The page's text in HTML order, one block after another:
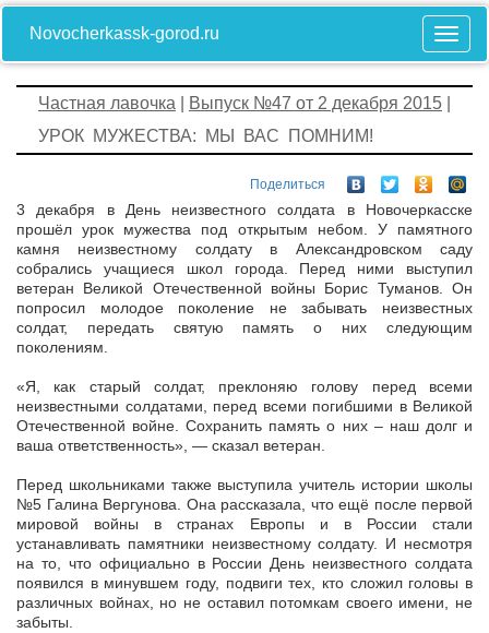
Novocherkassk-gorod.ru
Частная лавочка Выпуск №47 от 2 декабря 2015
УРОК МУЖЕСТВА: МЫ ВАС ПОМНИМ!
Поделиться
3 декабря в День неизвестного солдата в Новочеркасске
прошёл урок мужества под открытым небом. У памятного
камня неизвестному солдату в Александровском саду
собрались учащиеся школ города. Перед ними выступил
ветеран Великой Отечественной войны Борис Туманов. Он
попросил молодое поколение не забывать неизвестных
солдат, передать святую память о них следующим
поколениям.
«Я, как старый солдат, преклоняю голову перед всеми
неизвестными солдатами, перед всеми погибшими в Великой
Отечественной войне. Сохранить память о них – наш долг и
ваша ответственность», — сказал ветеран.
Перед школьниками также выступила учитель истории школы
№5 Галина Вергунова. Она рассказала, что ещё после первой
мировой войны в странах Европы и в России стали
устанавливать памятники неизвестному солдату. И несмотря
на то, что официально в России День неизвестного солдата
появился в минувшем году, подвиги тех, кто сложил головы в
различных войнах, но не оставил потомкам своего имени, не
забыты.